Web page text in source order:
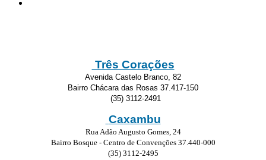
Três Corações
Avenida Castelo Branco, 82
Bairro Chácara das Rosas 37.417-150
(35) 3112-2491
Caxambu
Rua Adão Augusto Gomes, 24
Bairro Bosque - Centro de Convenções 37.440-000
(35) 3112-2495